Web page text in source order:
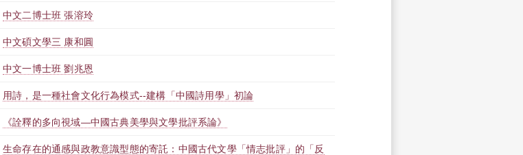
中文二博士班 張溶玲
中文碩文學三 康和圓
中文一博士班 劉兆恩
用詩，是一種社會文化行為模式--建構「中國詩用學」初論
《詮釋的多向視域—中國古典美學與文學批評系論》
生命存在的通感與政教意識型態的寄託：中國古代文學「情志批評」的「反